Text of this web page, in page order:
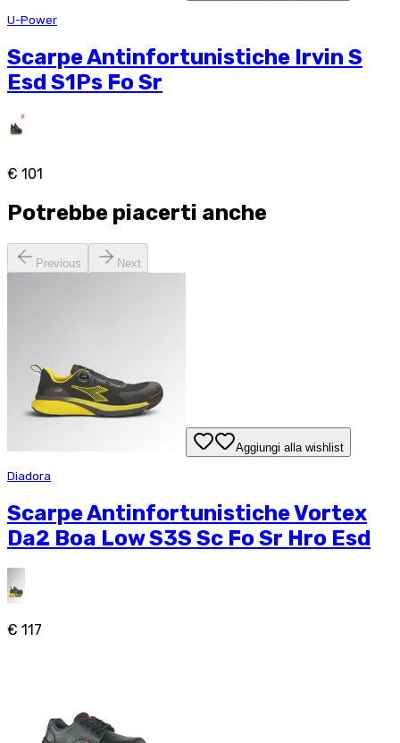
U-Power
Scarpe Antinfortunistiche Irvin S
Esd S1Ps Fo Sr
€ 101
Potrebbe piacerti anche
Previous Next
Aggiungi alla wishlist
Diadora
Scarpe Antinfortunistiche Vortex
Da2 Boa Low S3S Sc Fo Sr Hro Esd
€ 117